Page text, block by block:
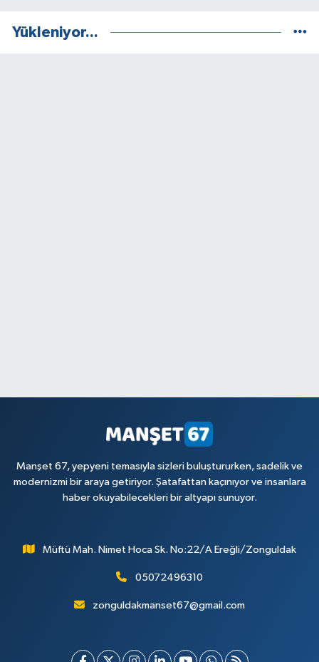
Yükleniyor...
Manşet 67, yepyeni temasıyla sizleri buluştururken, sadelik ve
modernizmi bir araya getiriyor. Şatafattan kaçınıyor ve insanlara
haber okuyabilecekleri bir altyapı sunuyor.
Müftü Mah. Nimet Hoca Sk. No:22/A Ereğli/Zonguldak
05072496310
zonguldakmanset67@gmail.com